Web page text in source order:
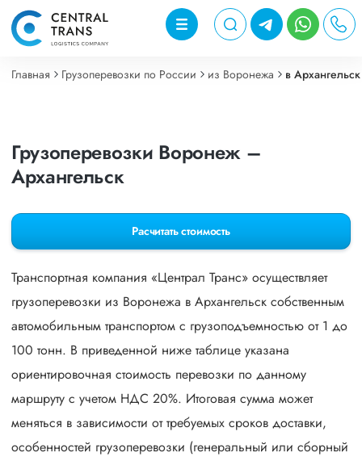
Главная Грузоперевозки по России из Воронежа в Архангельск
Грузоперевозки Воронеж –
Архангельск
Расчитать стоимость
Транспортная компания «Централ Транс» осуществляет
грузоперевозки из Воронежа в Архангельск собственным
автомобильным транспортом с грузоподъемностью от 1 до
100 тонн. В приведенной ниже таблице указана
ориентировочная стоимость перевозки по данному
маршруту с учетом НДС 20%. Итоговая сумма может
меняться в зависимости от требуемых сроков доставки,
особенностей грузоперевозки (генеральный или сборный